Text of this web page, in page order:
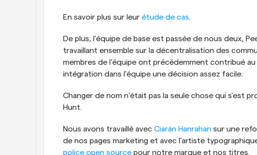
En savoir plus sur leur étude de cas.
De plus, l'équipe de base est passée de nous deux,
travaillant ensemble sur la décentralisation des
membres de l'équipe ont précédemment contribué
intégration dans l'équipe une décision assez facile.
Changer de nom n'était pas la seule chose qui s'est
Hunt.
Nous avons travaillé avec Ciarán Hanrahan sur une
de nos pages marketing et avec l'artiste
police open source pour notre marque et nos titres.